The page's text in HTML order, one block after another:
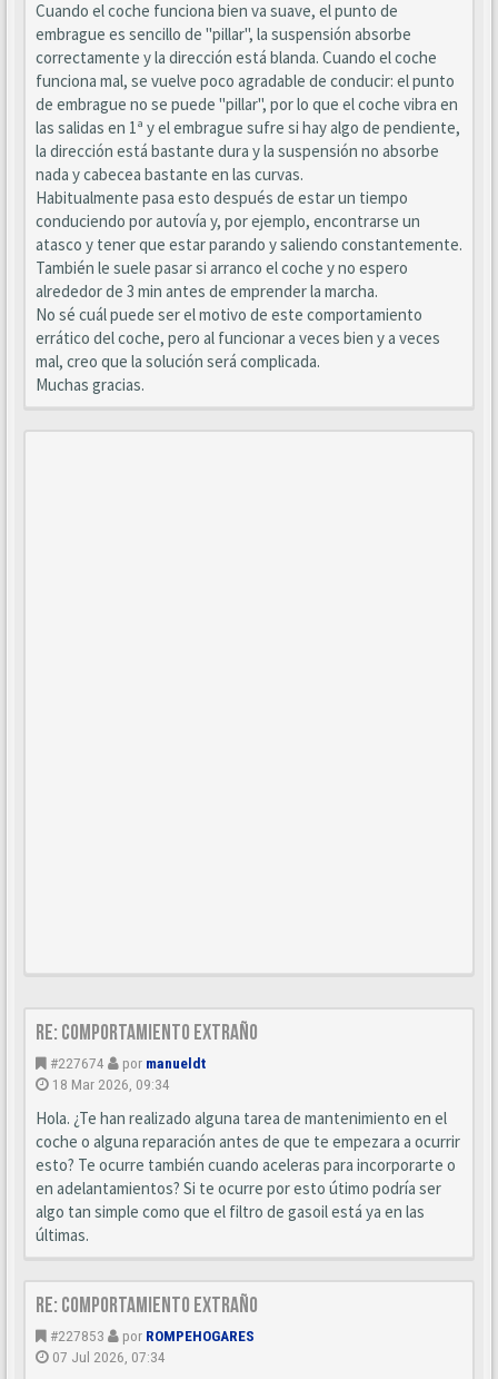
Cuando el coche funciona bien va suave, el punto de
embrague es sencillo de "pillar", la suspensión absorbe
correctamente y la dirección está blanda. Cuando el coche
funciona mal, se vuelve poco agradable de conducir: el punto
de embrague no se puede "pillar", por lo que el coche vibra en
las salidas en 1ª y el embrague sufre si hay algo de pendiente,
la dirección está bastante dura y la suspensión no absorbe
nada y cabecea bastante en las curvas.
Habitualmente pasa esto después de estar un tiempo
conduciendo por autovía y, por ejemplo, encontrarse un
atasco y tener que estar parando y saliendo constantemente.
También le suele pasar si arranco el coche y no espero
alrededor de 3 min antes de emprender la marcha.
No sé cuál puede ser el motivo de este comportamiento
errático del coche, pero al funcionar a veces bien y a veces
mal, creo que la solución será complicada.
Muchas gracias.
Re: Comportamiento extraño
#227674 por manueldt
18 Mar 2026, 09:34
Hola. ¿Te han realizado alguna tarea de mantenimiento en el
coche o alguna reparación antes de que te empezara a ocurrir
esto? Te ocurre también cuando aceleras para incorporarte o
en adelantamientos? Si te ocurre por esto útimo podría ser
algo tan simple como que el filtro de gasoil está ya en las
últimas.
Re: Comportamiento extraño
#227853 por ROMPEHOGARES
07 Jul 2026, 07:34